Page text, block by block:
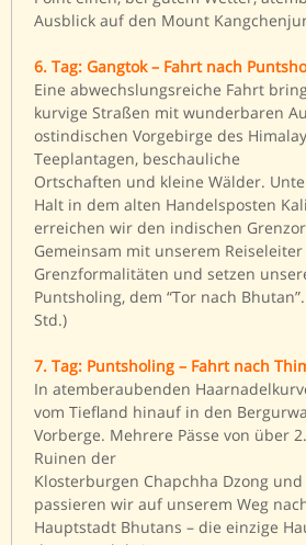
Ausblick auf den Mount
6. Tag: Gangtok – Fahrt nach
Eine abwechslungsreiche Fahrt
kurvige Straßen mit wunderbaren
ostindischen Vorgebirge des
Teeplantagen, beschauliche
Ortschaften und kleine Wälder.
Halt in dem alten Handelsposten
erreichen wir den indischen
Gemeinsam mit unserem
Grenzformalitäten und setzen
Puntsholing, dem “Tor nach
Std.)
7. Tag: Puntsholing – Fahrt nach
In atemberaubenden
vom Tiefland hinauf in den
Vorberge. Mehrere Pässe von über
Ruinen der
Klosterburgen Chapchha Dzong
passieren wir auf unserem Weg
Hauptstadt Bhutans – die einzige